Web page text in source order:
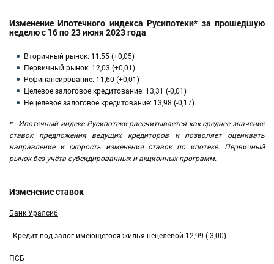
Изменение Ипотечного индекса Русипотеки* за прошедшую
неделю с 16 по 23 июня 2023 года
Вторичный рынок: 11,55 (+0,05)
Первичный рынок: 12,03 (+0,01)
Рефинансирование: 11,60 (+0,01)
Целевое залоговое кредитование: 13,31 (-0,01)
Нецелевое залоговое кредитование: 13,98 (-0,17)
* - Ипотечный индекс Русипотеки рассчитывается как среднее значение
ставок предложения ведущих кредиторов и позволяет оценивать
направление и скорость изменения ставок по ипотеке. Первичный
рынок без учёта субсидированных и акционных программ.
Изменение ставок
Банк Уралсиб
- Кредит под залог имеющегося жилья нецелевой 12,99 (-3,00)
ПСБ